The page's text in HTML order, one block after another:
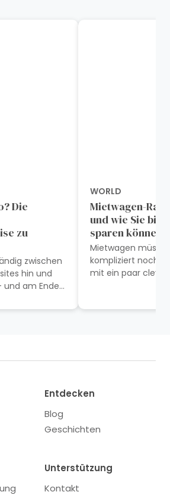
Die
zu
zwischen
hin und
und am Ende
– das spart
WORLD
Mietwagen-
und wie Sie bis
sparen können
Mietwagen
kompliziert noch
mit ein paar
den ersten Blick...
Entdecken
Blog
Geschichten
Unterstützung
Kontakt